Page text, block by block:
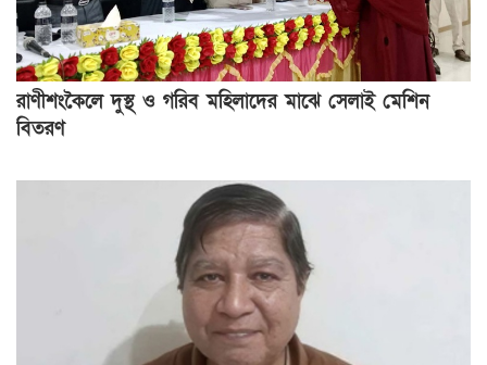
রাণীশংকৈলে দুস্থ ও গরিব মহিলাদের মাঝে সেলাই মেশিন
বিতরণ